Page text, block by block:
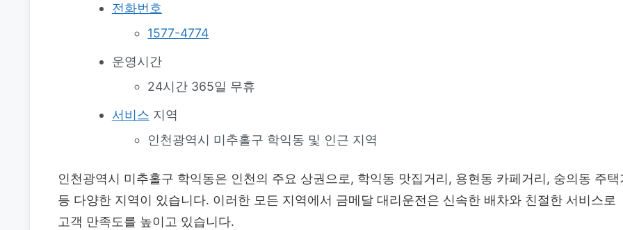
전화번호
1577-4774
운영시간
24시간 365일 무휴
서비스 지역
인천광역시 미추홀구 학익동 및 인근 지역
인천광역시 미추홀구 학익동은 인천의 주요 상권으로, 학익동 맛집거리, 용현동 카페거리, 숭의동 주택
등 다양한 지역이 있습니다. 이러한 모든 지역에서 금메달 대리운전은 신속한 배차와 친절한 서비스로
고객 만족도를 높이고 있습니다.